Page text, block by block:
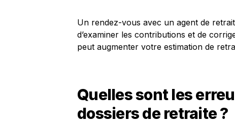
Un rendez-vous avec un agent de
d’examiner les contributions et de
peut augmenter votre estimation de
Quelles sont les
dossiers de retraite ?